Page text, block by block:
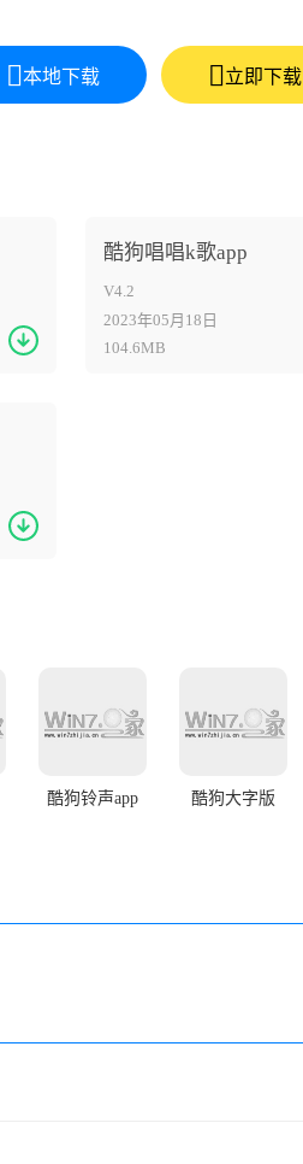
本地下载 立即下载
酷狗唱唱k歌app
104.6MB
V4.2
2023年05月18日
酷狗铃声app 酷狗大字版